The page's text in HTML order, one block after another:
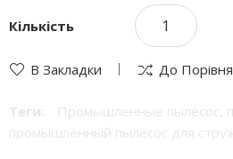
Кількість
В Закладки До
Теги: Промышленные пылесос ,
промышленный пылесос для